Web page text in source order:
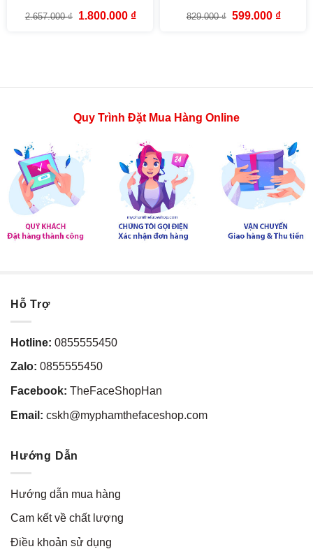
(3SP)
2.657.000₫
Giá
1.800.000 ₫Giá
829.000₫ Giá
599.000 ₫Giá
Quy Trình Đặt Mua Hàng Online
Hỗ Trợ
Hotline: 0855555450
Zalo: 0855555450
Facebook: TheFaceShopHan
Email: cskh@myphamthefaceshop.com
Hướng Dẫn
Hướng dẫn mua hàng
Cam kết về chất lượng
Điều khoản sử dụng